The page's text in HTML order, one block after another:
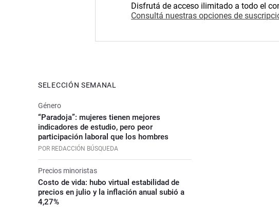
Disfrutá de acceso ilimitado a todo el
Consultá nuestras opciones de
SELECCIÓN SEMANAL
Género
“Paradoja”: mujeres tienen mejores
indicadores de estudio, pero peor
participación laboral que los hombres
POR REDACCIÓN BÚSQUEDA
Precios minoristas
Costo de vida: hubo virtual estabilidad de
precios en julio y la inflación anual subió a
4,27%